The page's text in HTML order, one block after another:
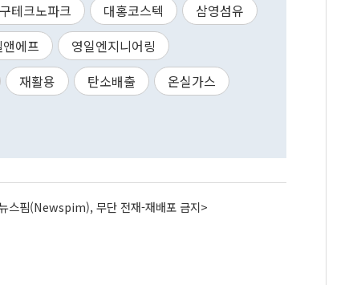
테크노파크 대홍코스텍
삼영섬유
앤에프
영일엔지니어링
재활용 탄소배출
온실가스
스핌(Newspim), 무단 전재-재배포 금지>